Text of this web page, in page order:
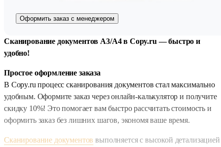
Оформить заказ с менеджером
Сканирование документов А3/А4 в Copy.ru — быстро и
удобно!
Простое оформление заказа
В Copy.ru процесс сканирования документов стал максимально
удобным. Оформите заказ через онлайн-калькулятор и получите
скидку 10%! Это помогает вам быстро рассчитать стоимость и
оформить заказ без лишних шагов, экономя ваше время.
Сканирование документов выполняется с высокой детализацией